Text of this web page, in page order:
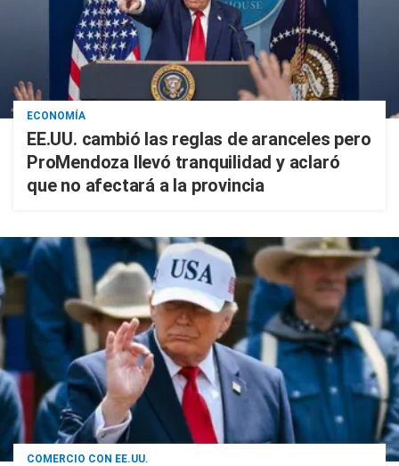
ECONOMÍA
EE.UU. cambió las reglas de aranceles pero
ProMendoza llevó tranquilidad y aclaró
que no afectará a la provincia
COMERCIO CON EE.UU.